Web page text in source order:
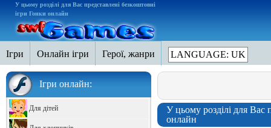
У цьому розділі для Вас представлені безкоштовні
ігри Гонки онлайн
Ігри Онлайн ігри Герої, жанри LANGUAGE: UK
Ігри онлайн:
Для дітей
У цьому розділі для Вас
онлайн